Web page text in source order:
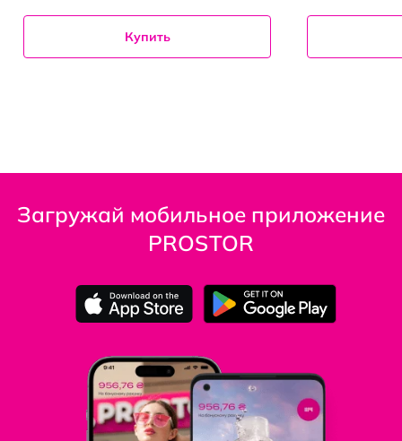
Купить
Загружай мобильное приложение
PROSTOR